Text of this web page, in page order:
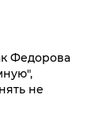
Федорова
не